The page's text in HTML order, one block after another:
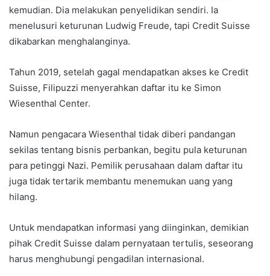
kemudian. Dia melakukan penyelidikan sendiri. Ia
menelusuri keturunan Ludwig Freude, tapi Credit Suisse
dikabarkan menghalanginya.
Tahun 2019, setelah gagal mendapatkan akses ke Credit
Suisse, Filipuzzi menyerahkan daftar itu ke Simon
Wiesenthal Center.
Namun pengacara Wiesenthal tidak diberi pandangan
sekilas tentang bisnis perbankan, begitu pula keturunan
para petinggi Nazi. Pemilik perusahaan dalam daftar itu
juga tidak tertarik membantu menemukan uang yang
hilang.
Untuk mendapatkan informasi yang diinginkan, demikian
pihak Credit Suisse dalam pernyataan tertulis, seseorang
harus menghubungi pengadilan internasional.